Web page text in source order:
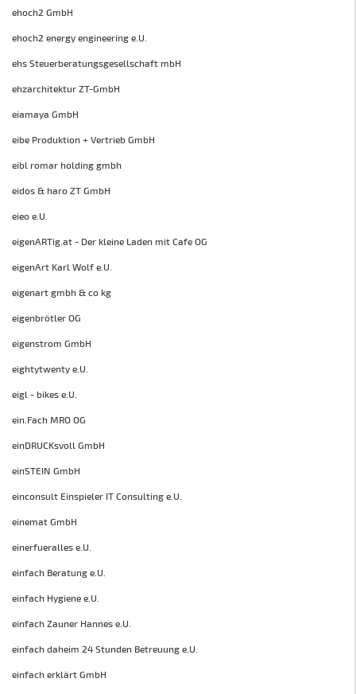
ehoch2 GmbH
ehoch2 energy engineering e.U.
ehs Steuerberatungsgesellschaft mbH
ehzarchitektur ZT-GmbH
eiamaya GmbH
eibe Produktion + Vertrieb GmbH
eibl romar holding gmbh
eidos & haro ZT GmbH
eieo e.U.
eigenARTig.at - Der kleine Laden mit Cafe OG
eigenArt Karl Wolf e.U.
eigenart gmbh & co kg
eigenbrötler OG
eigenstrom GmbH
eightytwenty e.U.
eigl - bikes e.U.
ein.Fach MRO OG
einDRUCKsvoll GmbH
einSTEIN GmbH
einconsult Einspieler IT Consulting e.U.
einemat GmbH
einerfueralles e.U.
einfach Beratung e.U.
einfach Hygiene e.U.
einfach Zauner Hannes e.U.
einfach daheim 24 Stunden Betreuung e.U.
einfach erklärt GmbH